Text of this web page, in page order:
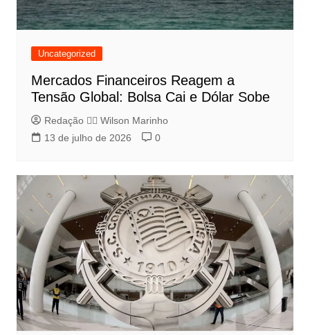
Uncategorized
Mercados Financeiros Reagem a
Tensão Global: Bolsa Cai e Dólar Sobe
Redação 👨‍⚖️​ Wilson Marinho
13 de julho de 2026
0